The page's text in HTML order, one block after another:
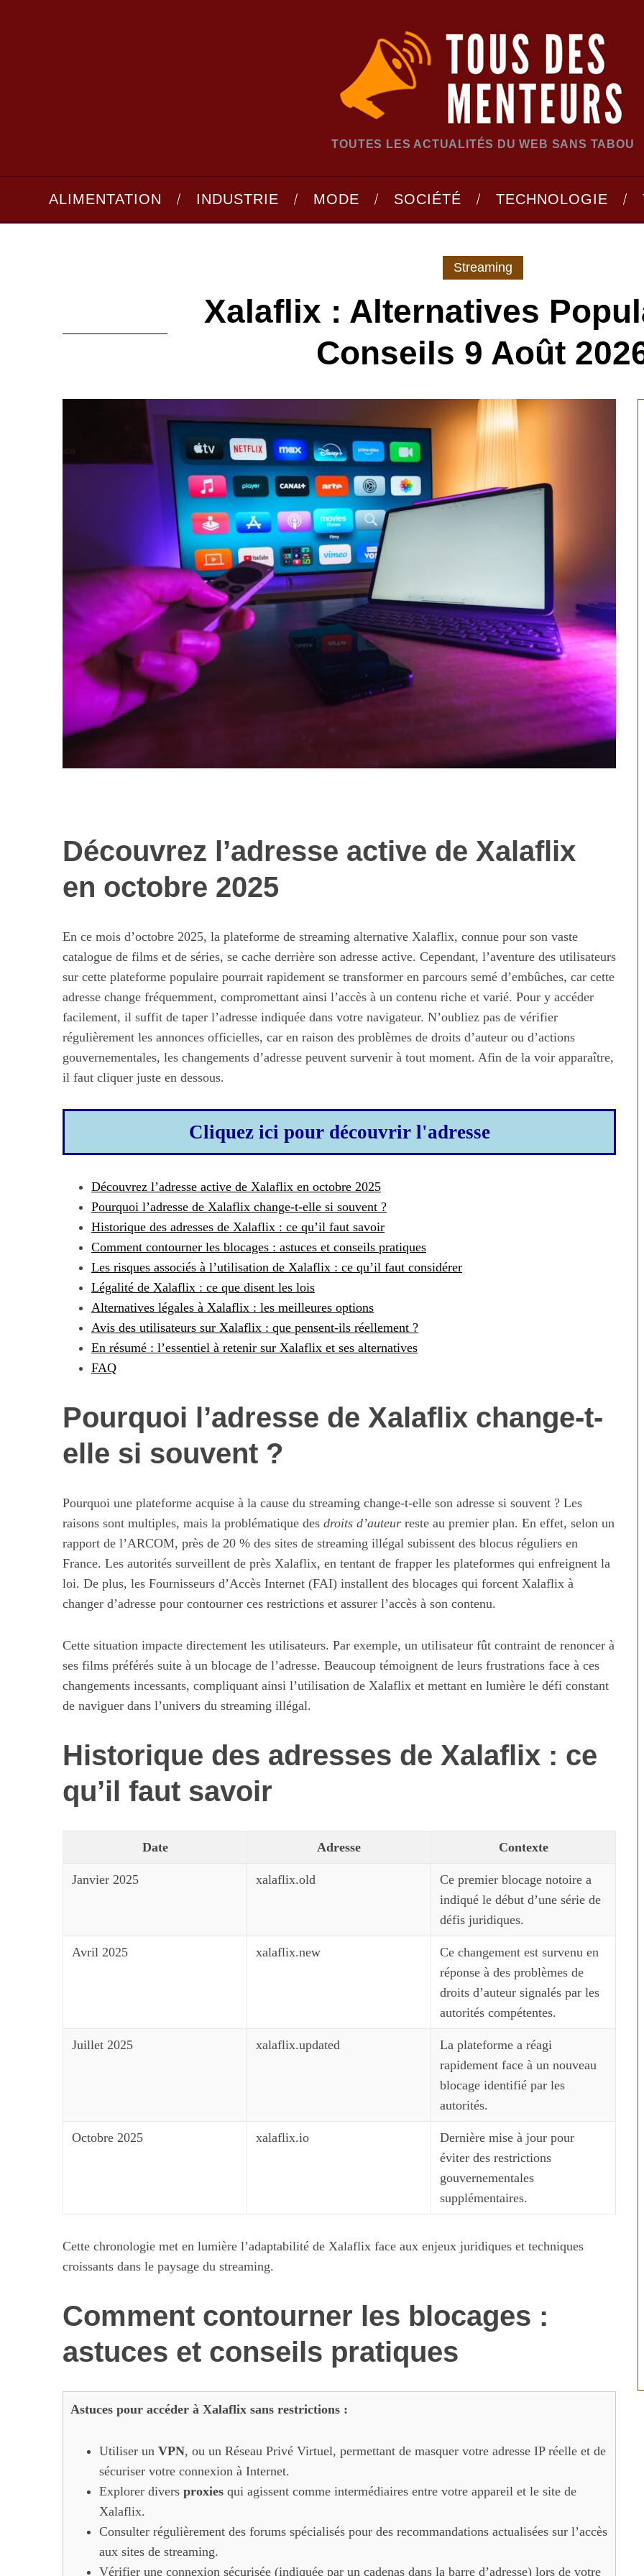
TOUTES LES ACTUALITÉS DU WEB SANS TABOU
ALIMENTATION INDUSTRIE MODE SOCIÉTÉ TECHNOLOGIE
Streaming
Xalaflix : Alternatives
Conseils 9 Août
Découvrez l’adresse active de Xalaflix
en octobre 2025
En ce mois d’octobre 2025, la plateforme de streaming alternative Xalaflix, connue pour son vaste
catalogue de films et de séries, se cache derrière son adresse active. Cependant, l’aventure des utilisateurs
sur cette plateforme populaire pourrait rapidement se transformer en parcours semé d’embûches, car cette
adresse change fréquemment, compromettant ainsi l’accès à un contenu riche et varié. Pour y accéder
facilement, il suffit de taper l’adresse indiquée dans votre navigateur. N’oubliez pas de vérifier
régulièrement les annonces officielles, car en raison des problèmes de droits d’auteur ou d’actions
gouvernementales, les changements d’adresse peuvent survenir à tout moment. Afin de la voir apparaître,
il faut cliquer juste en dessous.
Cliquez ici pour découvrir l'adresse
Découvrez l’adresse active de Xalaflix en octobre 2025
Pourquoi l’adresse de Xalaflix change-t-elle si souvent ?
Historique des adresses de Xalaflix : ce qu’il faut savoir
Comment contourner les blocages : astuces et conseils pratiques
Les risques associés à l’utilisation de Xalaflix : ce qu’il faut considérer
Légalité de Xalaflix : ce que disent les lois
Alternatives légales à Xalaflix : les meilleures options
Avis des utilisateurs sur Xalaflix : que pensent-ils réellement ?
En résumé : l’essentiel à retenir sur Xalaflix et ses alternatives
FAQ
Pourquoi l’adresse de Xalaflix change-t-
elle si souvent ?
Pourquoi une plateforme acquise à la cause du streaming change-t-elle son adresse si souvent ? Les
raisons sont multiples, mais la problématique des droits d’auteur reste au premier plan. En effet, selon un
rapport de l’ARCOM, près de 20 % des sites de streaming illégal subissent des blocus réguliers en
France. Les autorités surveillent de près Xalaflix, en tentant de frapper les plateformes qui enfreignent la
loi. De plus, les Fournisseurs d’Accès Internet (FAI) installent des blocages qui forcent Xalaflix à
changer d’adresse pour contourner ces restrictions et assurer l’accès à son contenu.
Cette situation impacte directement les utilisateurs. Par exemple, un utilisateur fût contraint de renoncer à
ses films préférés suite à un blocage de l’adresse. Beaucoup témoignent de leurs frustrations face à ces
changements incessants, compliquant ainsi l’utilisation de Xalaflix et mettant en lumière le défi constant
de naviguer dans l’univers du streaming illégal.
Historique des adresses de Xalaflix : ce
qu’il faut savoir
Date Adresse Contexte
Janvier 2025 xalaflix.old
Ce premier blocage notoire a
indiqué le début d’une série de
défis juridiques.
Avril 2025 xalaflix.new
Ce changement est survenu en
réponse à des problèmes de
droits d’auteur signalés par les
autorités compétentes.
Juillet 2025 xalaflix.updated
La plateforme a réagi
rapidement face à un nouveau
blocage identifié par les
autorités.
Octobre 2025 xalaflix.io
Dernière mise à jour pour
éviter des restrictions
gouvernementales
supplémentaires.
Cette chronologie met en lumière l’adaptabilité de Xalaflix face aux enjeux juridiques et techniques
croissants dans le paysage du streaming.
Comment contourner les blocages :
astuces et conseils pratiques
Astuces pour accéder à Xalaflix sans restrictions :
Utiliser un VPN, ou un Réseau Privé Virtuel, permettant de masquer votre adresse IP réelle et de
sécuriser votre connexion à Internet.
Explorer divers proxies qui agissent comme intermédiaires entre votre appareil et le site de
Xalaflix.
Consulter régulièrement des forums spécialisés pour des recommandations actualisées sur l’accès
aux sites de streaming.
Vérifier une connexion sécurisée (indiquée par un cadenas dans la barre d’adresse) lors de votre
Les nouvelles technologies
Aliments ultra-transformés
c
: